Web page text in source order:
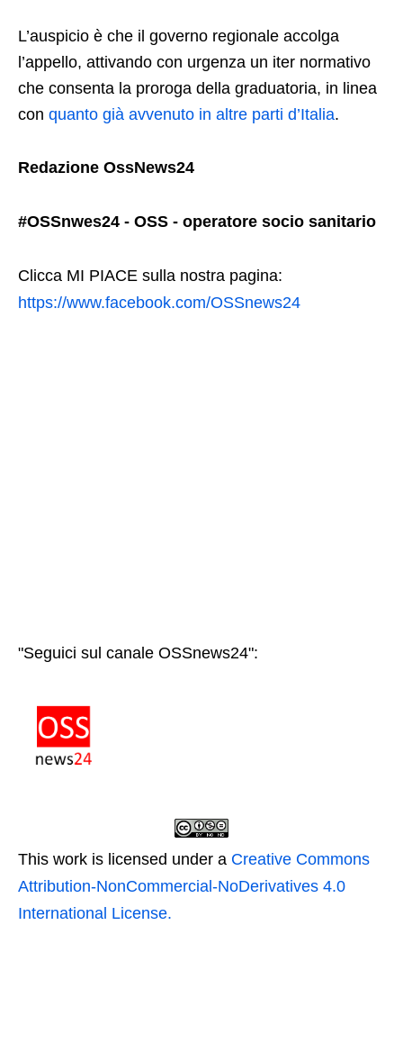
L’auspicio è che il governo regionale accolga
l’appello, attivando con urgenza un iter normativo
che consenta la proroga della graduatoria, in linea
con quanto già avvenuto in altre parti d’Italia.
Redazione OssNews24
#OSSnwes24 - OSS - operatore socio sanitario
Clicca MI PIACE sulla nostra pagina:
https://www.facebook.com/OSSnews24
"Seguici sul canale OSSnews24":
This work is licensed under a Creative Commons
Attribution-NonCommercial-NoDerivatives 4.0
International License.